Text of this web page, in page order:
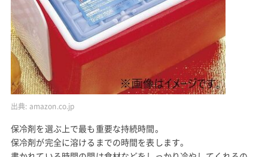
出典: amazon.co.jp
保冷剤を選ぶ上で最も重要な持続時間。
保冷剤が完全に溶けるまでの時間を表します。